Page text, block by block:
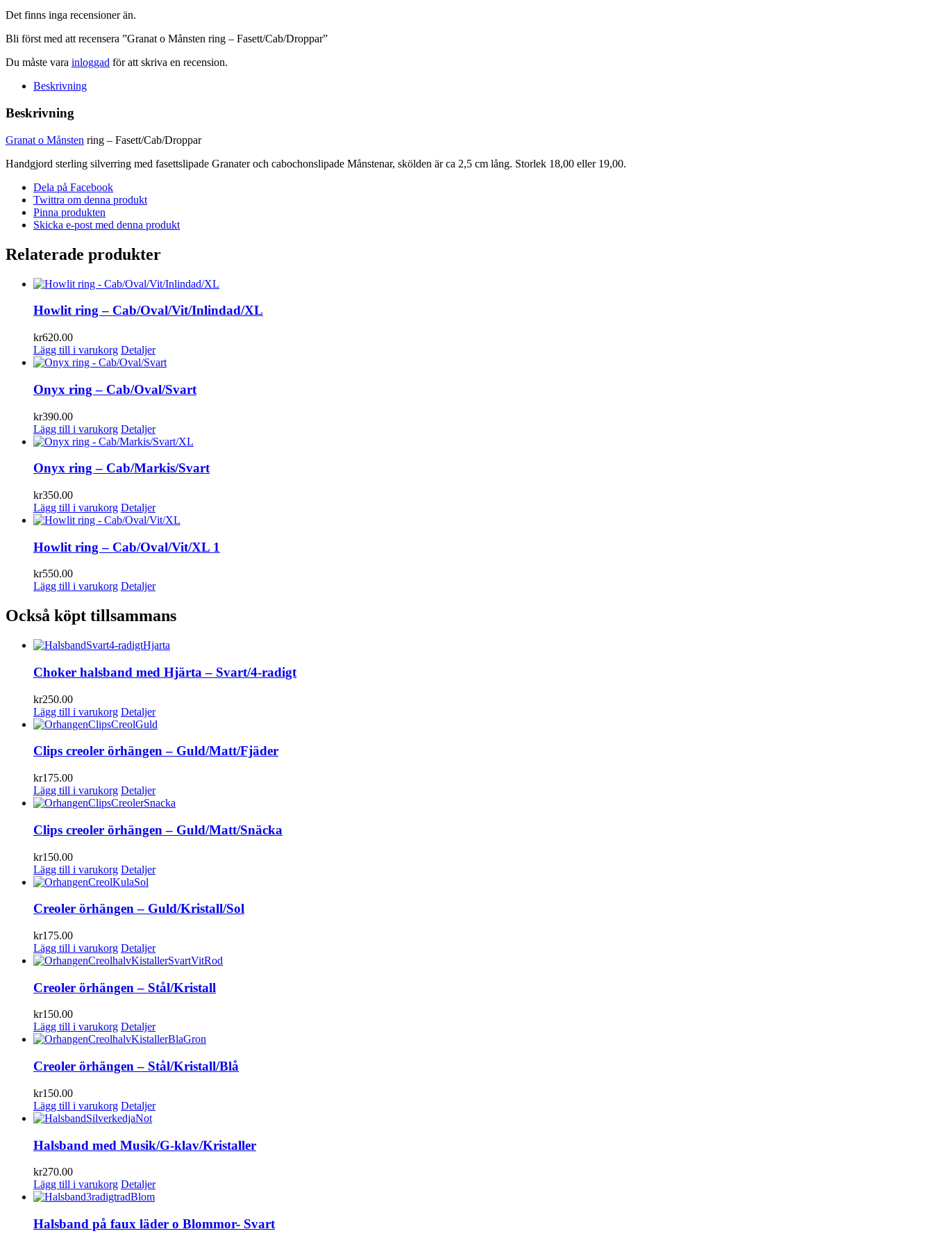
Det finns inga recensioner än.
Bli först med att recensera ”Granat o Månsten ring – Fasett/Cab/Droppar”
Du måste vara inloggad för att skriva en recension.
Beskrivning
Beskrivning
Granat o Månsten ring – Fasett/Cab/Droppar
Handgjord sterling silverring med fasettslipade Granater och cabochonslipade Månstenar, skölden är ca 2,5 cm lång. Storlek 18,00 eller 19,00.
Dela på Facebook
Twittra om denna produkt
Pinna produkten
Skicka e-post med denna produkt
Relaterade produkter
Howlit ring – Cab/Oval/Vit/Inlindad/XL
kr620.00
Lägg till i varukorg Detaljer
Onyx ring – Cab/Oval/Svart
kr390.00
Lägg till i varukorg Detaljer
Onyx ring – Cab/Markis/Svart
kr350.00
Lägg till i varukorg Detaljer
Howlit ring – Cab/Oval/Vit/XL 1
kr550.00
Lägg till i varukorg Detaljer
Också köpt tillsammans
Choker halsband med Hjärta – Svart/4-radigt
kr250.00
Lägg till i varukorg Detaljer
Clips creoler örhängen – Guld/Matt/Fjäder
kr175.00
Lägg till i varukorg Detaljer
Clips creoler örhängen – Guld/Matt/Snäcka
kr150.00
Lägg till i varukorg Detaljer
Creoler örhängen – Guld/Kristall/Sol
kr175.00
Lägg till i varukorg Detaljer
Creoler örhängen – Stål/Kristall
kr150.00
Lägg till i varukorg Detaljer
Creoler örhängen – Stål/Kristall/Blå
kr150.00
Lägg till i varukorg Detaljer
Halsband med Musik/G-klav/Kristaller
kr270.00
Lägg till i varukorg Detaljer
Halsband på faux läder o Blommor- Svart